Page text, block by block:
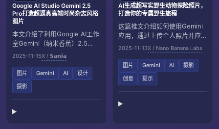
Google AI Studio Gemini 2.5
Pro打造超逼真高端时尚杂志风格
图片
本文介绍了利用Google AI工作
室Gemini（纳米香蕉）2.5
Pro，通过详细提示生成高分辨
率、超逼真风格的时尚杂志照
片，包括人物造型、背景效果
和排版布局，展现AI在高端视觉
创作中的应用潜力。
2025-11-15X / 𝗦𝗮𝗻𝗶𝗮
图片 Gemini AI
设计
摄影
AI生成超写实野生动物探险照片，
打造你的专属野生旅程
这篇推文介绍如何使用Gemini
应用，通过上传个人照片并应
用AI提示，生成逼真的野生动物
摄影场景，结合名人元素，打
造个性化的野生探险体验。
2025-11-13X / Nano Banana Labs
图片 Gemini AI
摄影
创意
提示